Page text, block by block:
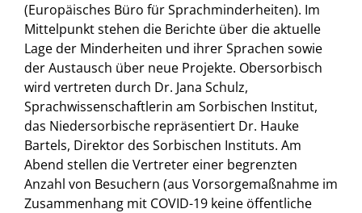
(Europäisches Büro für Sprachminderheiten). Im
Mittelpunkt stehen die Berichte über die aktuelle
Lage der Minderheiten und ihrer Sprachen sowie
der Austausch über neue Projekte. Obersorbisch
wird vertreten durch Dr. Jana Schulz,
Sprachwissenschaftlerin am Sorbischen Institut,
das Niedersorbische repräsentiert Dr. Hauke
Bartels, Direktor des Sorbischen Instituts. Am
Abend stellen die Vertreter einer begrenzten
Anzahl von Besuchern (aus Vorsorgemaßnahme im
Zusammenhang mit COVID-19 keine öffentliche